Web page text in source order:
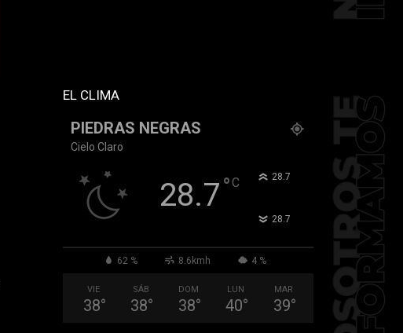
EL CLIMA
PIEDRAS NEGRAS
Cielo Claro
28.7°C 28.7
28.7
62 % 8.6kmh 4 %
VIE
38°
SÁB
38°
DOM
38°
LUN
40°
MAR
39°